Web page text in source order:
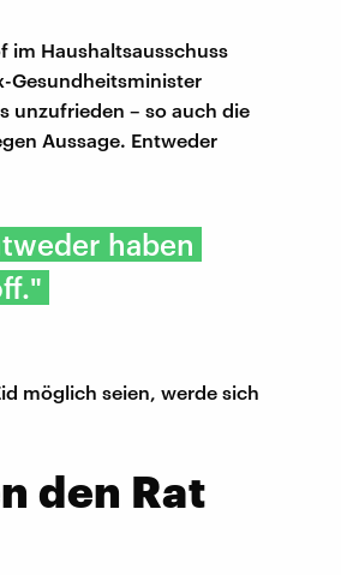
im Haushaltsausschuss
Gesundheitsminister
unzufrieden – so auch die
Aussage. Entweder
haben
möglich seien, werde sich
den Rat